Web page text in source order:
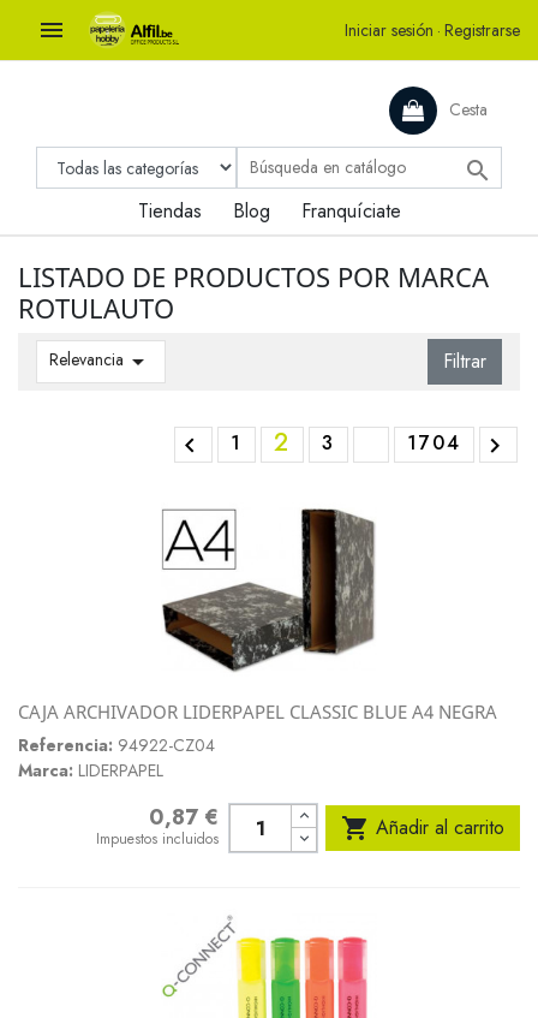
 Iniciar sesión · Registrarse
Cesta

Tiendas Blog Franquíciate
LISTADO DE PRODUCTOS POR MARCA
ROTULAUTO
Relevancia  Filtrar
 1 2 3 1704 
CAJA ARCHIVADOR LIDERPAPEL CLASSIC BLUE A4 NEGRA
Referencia: 94922-CZ04
Marca: LIDERPAPEL
0,87 €
Impuestos incluidos  Añadir al carrito